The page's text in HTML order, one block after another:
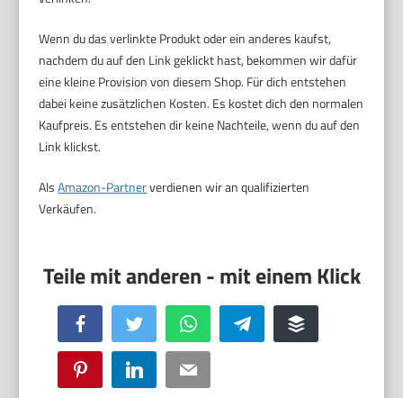
Wenn du das verlinkte Produkt oder ein anderes kaufst,
nachdem du auf den Link geklickt hast, bekommen wir dafür
eine kleine Provision von diesem Shop. Für dich entstehen
dabei keine zusätzlichen Kosten. Es kostet dich den normalen
Kaufpreis. Es entstehen dir keine Nachteile, wenn du auf den
Link klickst.
AlsAmazon-Partnerverdienen wir an qualifizierten
Verkäufen.
Facebook Twitter WhatsApp Telegram Buffer
Pinterest LinkedIn Email